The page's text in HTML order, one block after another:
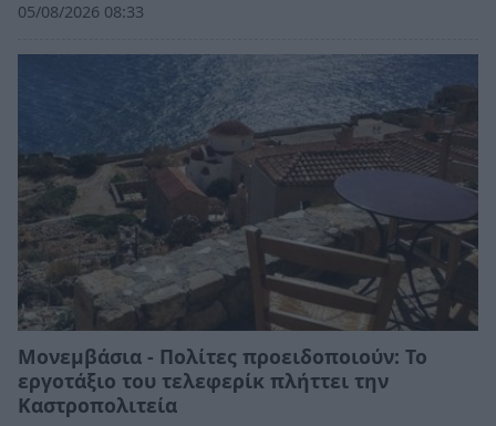
05/08/2026 08:33
Μονεμβάσια - Πολίτες προειδοποιούν: Το
εργοτάξιο του τελεφερίκ πλήττει την
Καστροπολιτεία